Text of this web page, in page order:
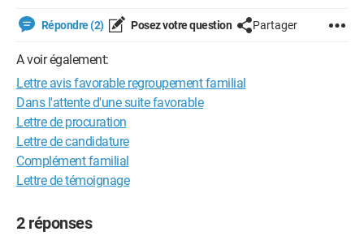
Répondre (2) Posez votre question Partager
A voir également:
Lettre avis favorable regroupement familial
Dans l'attente d'une suite favorable
Lettre de procuration
Lettre de candidature
Complément familial
Lettre de témoignage
2 réponses